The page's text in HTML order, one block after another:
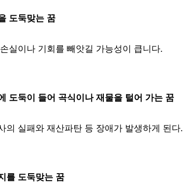
도둑맞는 꿈
실이나 기회를 빼앗길 가능성이 큽니다.
도둑이 들어 곡식이나 재물을 털어 가는 꿈
의 실패와 재산파탄 등 장애가 발생하게 된다.
를 도둑맞는 꿈